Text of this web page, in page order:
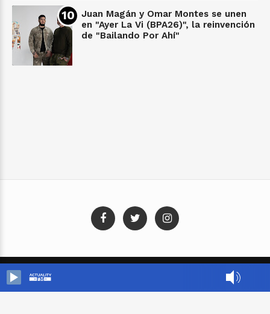
Juan Magán y Omar Montes se unen
en "Ayer La Vi (BPA26)", la reinvención
de "Bailando Por Ahí"
Templatezy